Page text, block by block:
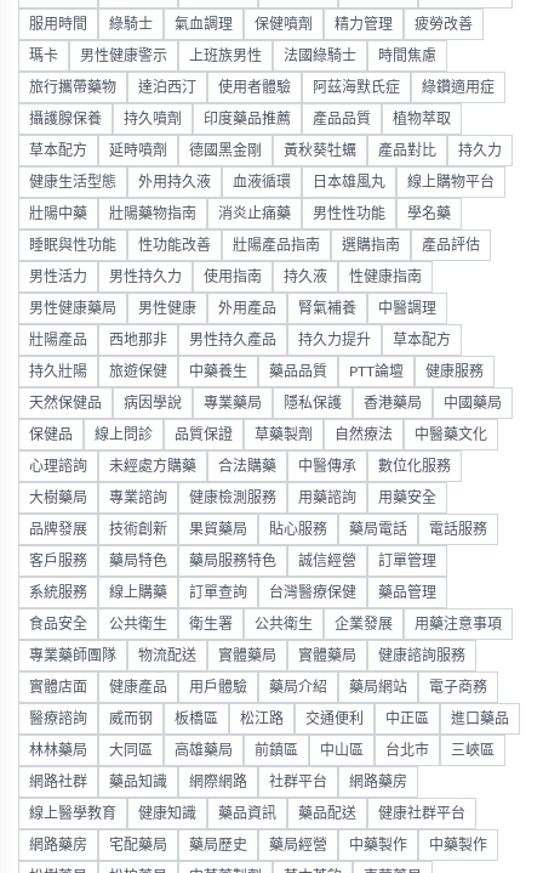
服用時間 綠騎士 氣血調理 保健噴劑 精力管理 疲勞改善
瑪卡 男性健康警示 上班族男性 法國綠騎士 時間焦慮
旅行攜帶藥物 達泊西汀 使用者體驗 阿茲海默氏症 綠鑽適用症
攝護腺保養 持久噴劑 印度藥品推薦 產品品質 植物萃取
草本配方 延時噴劑 德國黑金剛 黃秋葵牡蠣 產品對比 持久力
健康生活型態 外用持久液 血液循環 日本雄風丸 線上購物平台
壯陽中藥 壯陽藥物指南 消炎止痛藥 男性性功能 學名藥
睡眠與性功能 性功能改善 壯陽產品指南 選購指南 產品評估
男性活力 男性持久力 使用指南 持久液 性健康指南
男性健康藥局 男性健康 外用產品 腎氣補養 中醫調理
壯陽產品 西地那非 男性持久產品 持久力提升 草本配方
持久壯陽 旅遊保健 中藥養生 藥品品質 PTT論壇 健康服務
天然保健品 病因學說 專業藥局 隱私保護 香港藥局 中國藥局
保健品 線上問診 品質保證 草藥製劑 自然療法 中醫藥文化
心理諮詢 未經處方購藥 合法購藥 中醫傳承 數位化服務
大樹藥局 專業諮詢 健康檢測服務 用藥諮詢 用藥安全
品牌發展 技術創新 果貿藥局 貼心服務 藥局電話 電話服務
客戶服務 藥局特色 藥局服務特色 誠信經營 訂單管理
系統服務 線上購藥 訂單查詢 台灣醫療保健 藥品管理
食品安全 公共衛生 衛生署 公共衛生 企業發展 用藥注意事項
專業藥師團隊 物流配送 實體藥局 實體藥局 健康諮詢服務
實體店面 健康產品 用戶體驗 藥局介紹 藥局網站 電子商務
醫療諮詢 威而钢 板橋區 松江路 交通便利 中正區 進口藥品
林林藥局 大同區 高雄藥局 前鎮區 中山區 台北市 三峽區
網路社群 藥品知識 網際網路 社群平台 網路藥房
線上醫學教育 健康知識 藥品資訊 藥品配送 健康社群平台
網路藥房 宅配藥局 藥局歷史 藥局經營 中藥製作 中藥製作